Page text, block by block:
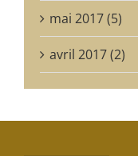
mai 2017 (5)
avril 2017 (2)